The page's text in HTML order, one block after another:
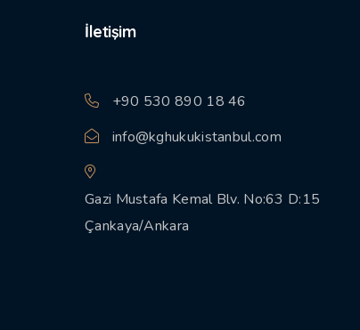
İletişim
+90 530 890 18 46
info@kghukukistanbul.com
Gazi Mustafa Kemal Blv. No:63 D:15
Çankaya/Ankara